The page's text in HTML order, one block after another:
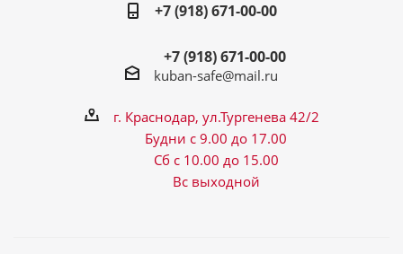
+7 (918) 671-00-00
+7 (918) 671-00-00
kuban-safe@mail.ru
г. Краснодар, ул.Тургенева 42/2
Будни с 9.00 до 17.00
Сб с 10.00 до 15.00
Вс выходной